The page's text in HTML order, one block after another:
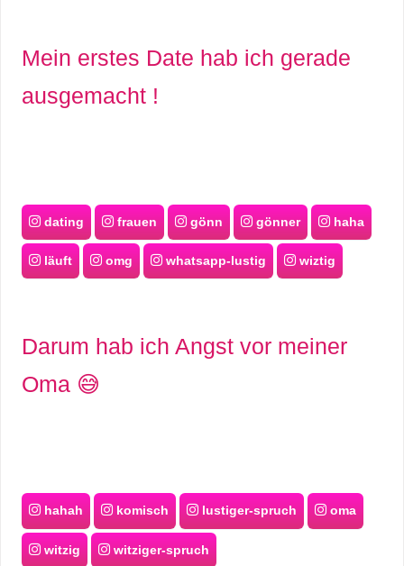
Mein erstes Date hab ich gerade
ausgemacht !
dating frauen gönn gönner haha
läuft omg whatsapp-lustig wiztig
Darum hab ich Angst vor meiner
Oma 😅
hahah komisch lustiger-spruch oma
witzig witziger-spruch